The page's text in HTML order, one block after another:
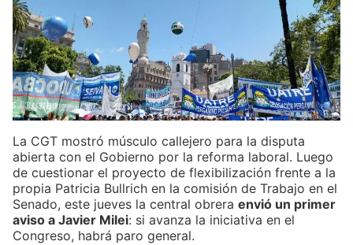
La CGT mostró músculo callejero para la disputa
abierta con el Gobierno por la reforma laboral. Luego
de cuestionar el proyecto de flexibilización frente a la
propia Patricia Bullrich en la comisión de Trabajo en el
Senado, este jueves la central obrera envió un primer
aviso a Javier Milei: si avanza la iniciativa en el
Congreso, habrá paro general.